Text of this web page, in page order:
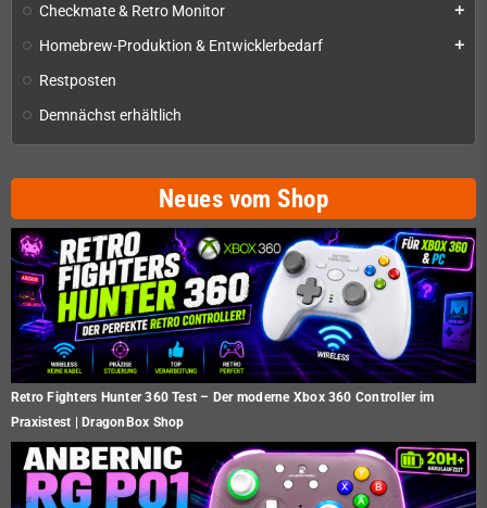
Checkmate & Retro Monitor add
Homebrew-Produktion & Entwicklerbedarf add
Restposten
Demnächst erhältlich
Neues vom Shop
Retro Fighters Hunter 360 Test – Der moderne Xbox 360 Controller im
Praxistest | DragonBox Shop